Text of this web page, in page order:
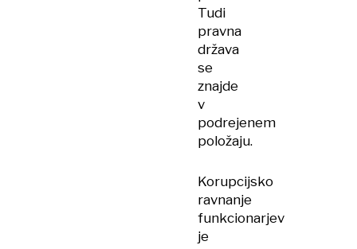
Tudi
pravna
država
se
znajde
v
podrejenem
položaju.
Korupcijsko
ravnanje
funkcionarjev
je